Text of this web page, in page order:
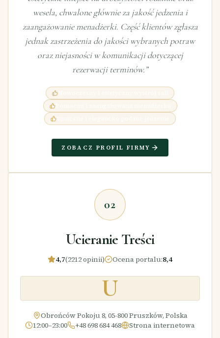
wesela, chwalone głównie za jakość jedzenia i
zaangażowanie menadżerki. Część klientów zgłasza
jednak zastrzeżenia do jakości wybranych potraw
oraz niejasności w komunikacji dotyczącej
rezerwacji terminów.”
Pomocna i zaangażowana menadżerka
ZOBACZ PROFIL FIRMY
02
Ucieranie Treści
4,7(2212 opinii) Ocena portalu:8,4
U
Obrońców Pokoju 8, 05-800 Pruszków, Polska
12:00–23:00
+48 698 684 468 Strona internetowa